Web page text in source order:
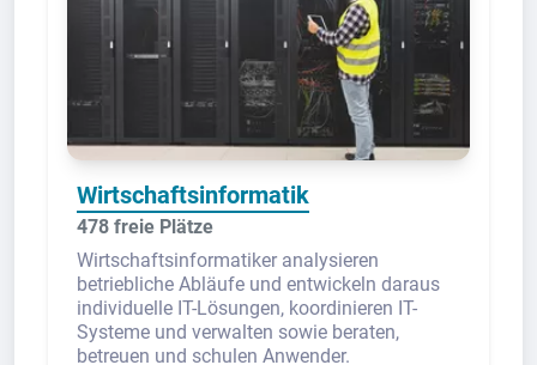
Wirtschaftsinformatik
478 freie Plätze
Wirtschaftsinformatiker analysieren
betriebliche Abläufe und entwickeln daraus
individuelle IT-Lösungen, koordinieren IT-
Systeme und verwalten sowie beraten,
betreuen und schulen Anwender.